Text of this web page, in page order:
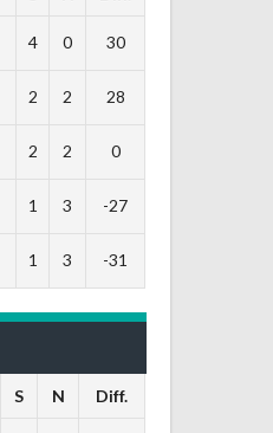
4 0 30
2 2 28
2 2 0
1 3 -27
1 3 -31
S N Diff.